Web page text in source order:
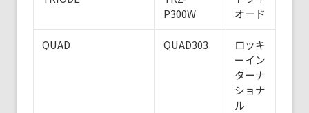
P300W
オード
QUAD QUAD303
ロッキ
ーイン
ターナ
ショナ
ル